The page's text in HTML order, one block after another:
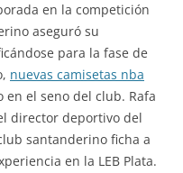
en la competición
aseguró su
para la fase de
nuevas camisetas nba
el seno del club. Rafa
director deportivo del
santanderino ficha a
en la LEB Plata.